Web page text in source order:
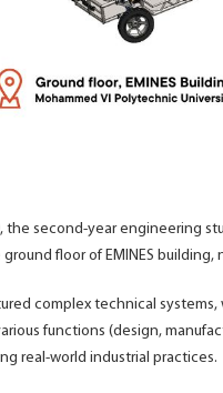
the second-year engineering
floor of EMINES
complex technical
functions (design,
real-world industrial practices.